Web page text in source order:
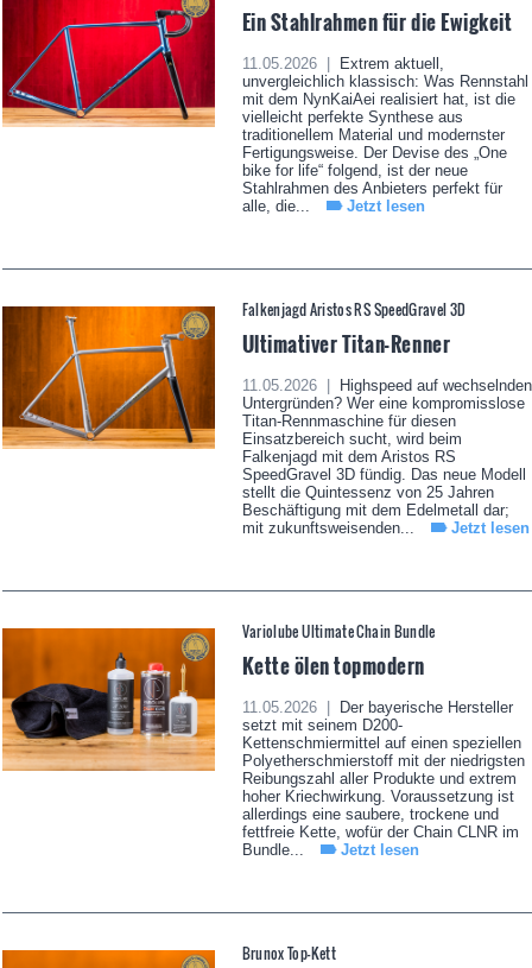
Ein Stahlrahmen für die Ewigkeit
11.05.2026 |
Extrem aktuell,
unvergleichlich klassisch: Was Rennstahl
mit dem NynKaiAei realisiert hat, ist die
vielleicht perfekte Synthese aus
traditionellem Material und modernster
Fertigungsweise. Der Devise des „One
bike for life“ folgend, ist der neue
Stahlrahmen des Anbieters perfekt für
alle, die...
Jetzt lesen
Falkenjagd Aristos RS SpeedGravel 3D
Ultimativer Titan-Renner
11.05.2026 |
Highspeed auf wechselnden
Untergründen? Wer eine kompromisslose
Titan-Rennmaschine für diesen
Einsatzbereich sucht, wird beim
Falkenjagd mit dem Aristos RS
SpeedGravel 3D fündig. Das neue Modell
stellt die Quintessenz von 25 Jahren
Beschäftigung mit dem Edelmetall dar;
mit zukunftsweisenden...
Jetzt lesen
Variolube Ultimate Chain Bundle
Kette ölen topmodern
11.05.2026 |
Der bayerische Hersteller
setzt mit seinem D200-
Kettenschmiermittel auf einen speziellen
Polyetherschmierstoff mit der niedrigsten
Reibungszahl aller Produkte und extrem
hoher Kriechwirkung. Voraussetzung ist
allerdings eine saubere, trockene und
fettfreie Kette, wofür der Chain CLNR im
Bundle...
Jetzt lesen
Brunox Top-Kett